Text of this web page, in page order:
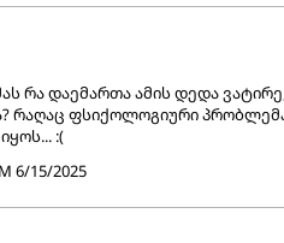
რა დაემართა ამის დედა
რაღაც ფსიქოლოგიური
:(
6/15/2025